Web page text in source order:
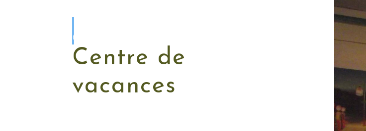
CHALET
Centre de
vacances